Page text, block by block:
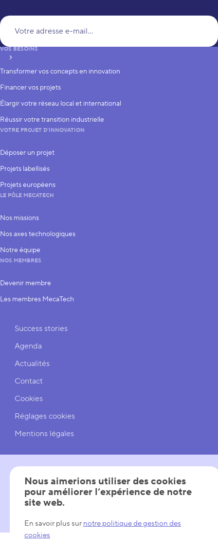
S’inscrire
VOS BESOINS
Transformer vos concepts en innovation
Financer vos projets
Élargir votre réseau local et international
Réussir votre transition industrielle
VOTRE PROJET D’INNOVATION
Déposer un projet
Projets labellisés
Projets européens
LE PÔLE MECATECH
Nos missions
Nos axes technologiques
Notre équipe
NOS MEMBRES
Devenir membre
Les membres MecaTech
Liens rapides
Success stories
Agenda
Actualités
Contact
Cookies
Réglages cookies
Mentions légales
SUIVEZ-NOUS
Nous aimerions utiliser des cookies
pour améliorer l’expérience de notre
site web.
En savoir plus sur notre politique de gestion des
cookies